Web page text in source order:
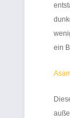
ein